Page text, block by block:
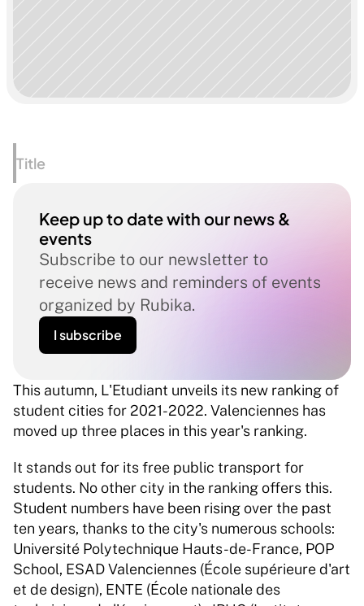
Title
Keep up to date with our news &
events
Subscribe to our newsletter to
receive news and reminders of events
organized by Rubika.
I subscribe
This autumn, L'Etudiant unveils its new ranking of
student cities for 2021-2022. Valenciennes has
moved up three places in this year's ranking.
It stands out for its free public transport for
students. No other city in the ranking offers this.
Student numbers have been rising over the past
ten years, thanks to the city's numerous schools:
Université Polytechnique Hauts-de-France, POP
School, ESAD Valenciennes (École supérieure d'art
et de design), ENTE (École nationale des